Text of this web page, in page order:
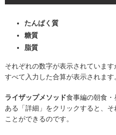
たんぱく質
糖質
脂質
それぞれの数字が表示されていま
すべて入力した合算が表示されます
ライザップメソッド食事編の朝食・
ある「詳細」をクリックすると、
ことができるのです。